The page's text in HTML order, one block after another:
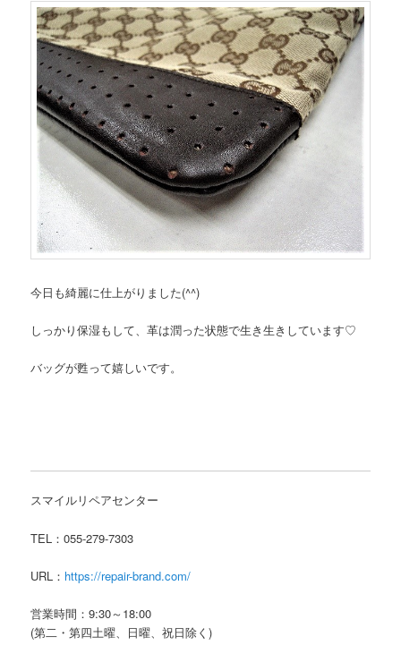
今日も綺麗に仕上がりました(^^)
しっかり保湿もして、革は潤った状態で生き生きしています♡
バッグが甦って嬉しいです。
スマイルリペアセンター
TEL：055-279-7303
URL： https://repair-brand.com/
営業時間：9:30～18:00
(第二・第四土曜、日曜、祝日除く)